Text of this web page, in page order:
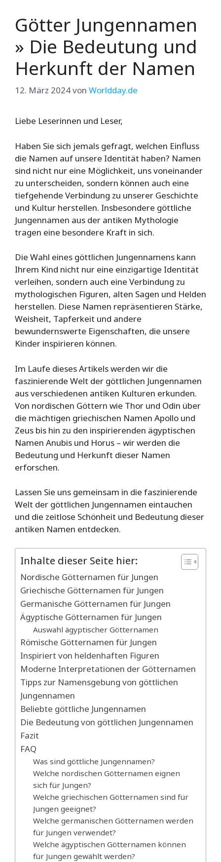
Götter Jungennamen
» Die Bedeutung und
Herkunft der Namen
12. März 2024von Worldday.de
Liebe Leserinnen und Leser,
Haben Sie sich jemals gefragt, welchen Einfluss
die Namen auf unsere Identität haben? Namen
sind nicht nur eine Möglichkeit, uns voneinander
zu unterscheiden, sondern können auch eine
tiefgehende Verbindung zu unserer Geschichte
und Kultur herstellen. Insbesondere göttliche
Jungennamen aus der antiken Mythologie
tragen eine besondere Kraft in sich.
Die Wahl eines göttlichen Jungennamens kann
Ihrem Kind nicht nur eine einzigartige Identität
verleihen, sondern auch eine Verbindung zu
mythologischen Figuren, alten Sagen und Helden
herstellen. Diese Namen repräsentieren Stärke,
Weisheit, Tapferkeit und andere
bewundernswerte Eigenschaften, die unsere
Kinder inspirieren können.
Im Laufe dieses Artikels werden wir die
faszinierende Welt der göttlichen Jungennamen
aus verschiedenen antiken Kulturen erkunden.
Von nordischen Göttern wie Thor und Odin über
die mächtigen griechischen Namen Apollo und
Zeus bis hin zu den inspirierenden ägyptischen
Namen Anubis und Horus – wir werden die
Bedeutung und Herkunft dieser Namen
erforschen.
Lassen Sie uns gemeinsam in die faszinierende
Welt der göttlichen Jungennamen eintauchen
und die zeitlose Schönheit und Bedeutung dieser
antiken Namen entdecken.
Inhalte dieser Seite hier:
Nordische Götternamen für Jungen
Griechische Götternamen für Jungen
Germanische Götternamen für Jungen
Ägyptische Götternamen für Jungen
Auswahl ägyptischer Götternamen
Römische Götternamen für Jungen
Inspiriert von heldenhaften Figuren
Moderne Interpretationen der Götternamen
Tipps zur Namensgebung von göttlichen
Jungennamen
Beliebte göttliche Jungennamen
Die Bedeutung von göttlichen Jungennamen
Fazit
FAQ
Was sind göttliche Jungennamen?
Welche nordischen Götternamen eignen
sich für Jungen?
Welche griechischen Götternamen sind für
Jungen geeignet?
Welche germanischen Götternamen werden
für Jungen verwendet?
Welche ägyptischen Götternamen können
für Jungen gewählt werden?